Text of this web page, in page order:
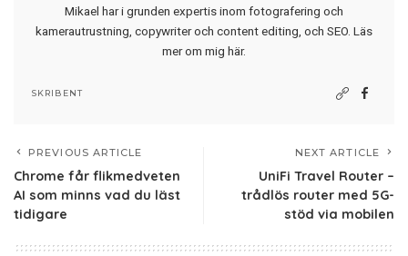
Mikael har i grunden expertis inom fotografering och
kamerautrustning, copywriter och content editing, och SEO. Läs
mer om mig här.
SKRIBENT
PREVIOUS ARTICLE
Chrome får flikmedveten
AI som minns vad du läst
tidigare
NEXT ARTICLE
UniFi Travel Router –
trådlös router med 5G-
stöd via mobilen